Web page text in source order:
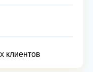
клиентов